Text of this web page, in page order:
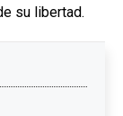
su libertad.